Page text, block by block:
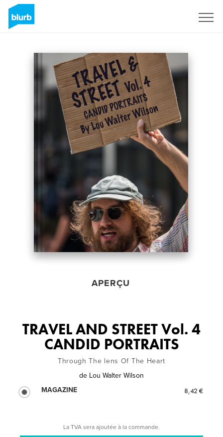
APERÇU
TRAVEL AND STREET Vol. 4
CANDID PORTRAITS
Through The lens Of The Heart
de Lou Walter Wilson
MAGAZINE
8,42 €
La TVA sera ajoutée à la commande.